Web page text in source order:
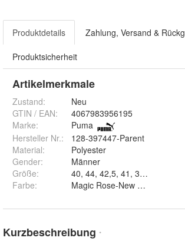
Produktdetails Zahlung, Versand &
Produktsicherheit
Artikelmerkmale
Zustand:
Neu
GTIN / EAN:
4067983956195
Marke:
Puma
Hersteller Nr.:
128-397447-Parent
Material:
Polyester
Gender:
Männer
Größe:
Farbe: Magic Rose-New Navy-Gum,
Kurzbeschreibung *